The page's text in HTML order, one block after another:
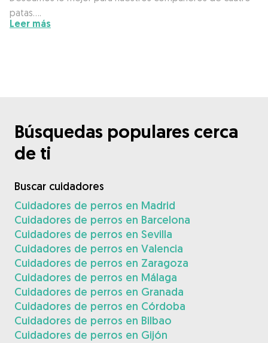
patas….
Leer más
Búsquedas populares cerca
de ti
Buscar cuidadores
Cuidadores de perros en Madrid
Cuidadores de perros en Barcelona
Cuidadores de perros en Sevilla
Cuidadores de perros en Valencia
Cuidadores de perros en Zaragoza
Cuidadores de perros en Málaga
Cuidadores de perros en Granada
Cuidadores de perros en Córdoba
Cuidadores de perros en Bilbao
Cuidadores de perros en Gijón